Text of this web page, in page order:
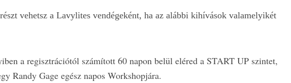
vehetsz a Lavylites vendégeként, ha az alábbi kihívások valamelyikét
a regisztrációtól számított 60 napon belül eléred a START UP szintet,
Randy Gage egész napos Workshopjára.